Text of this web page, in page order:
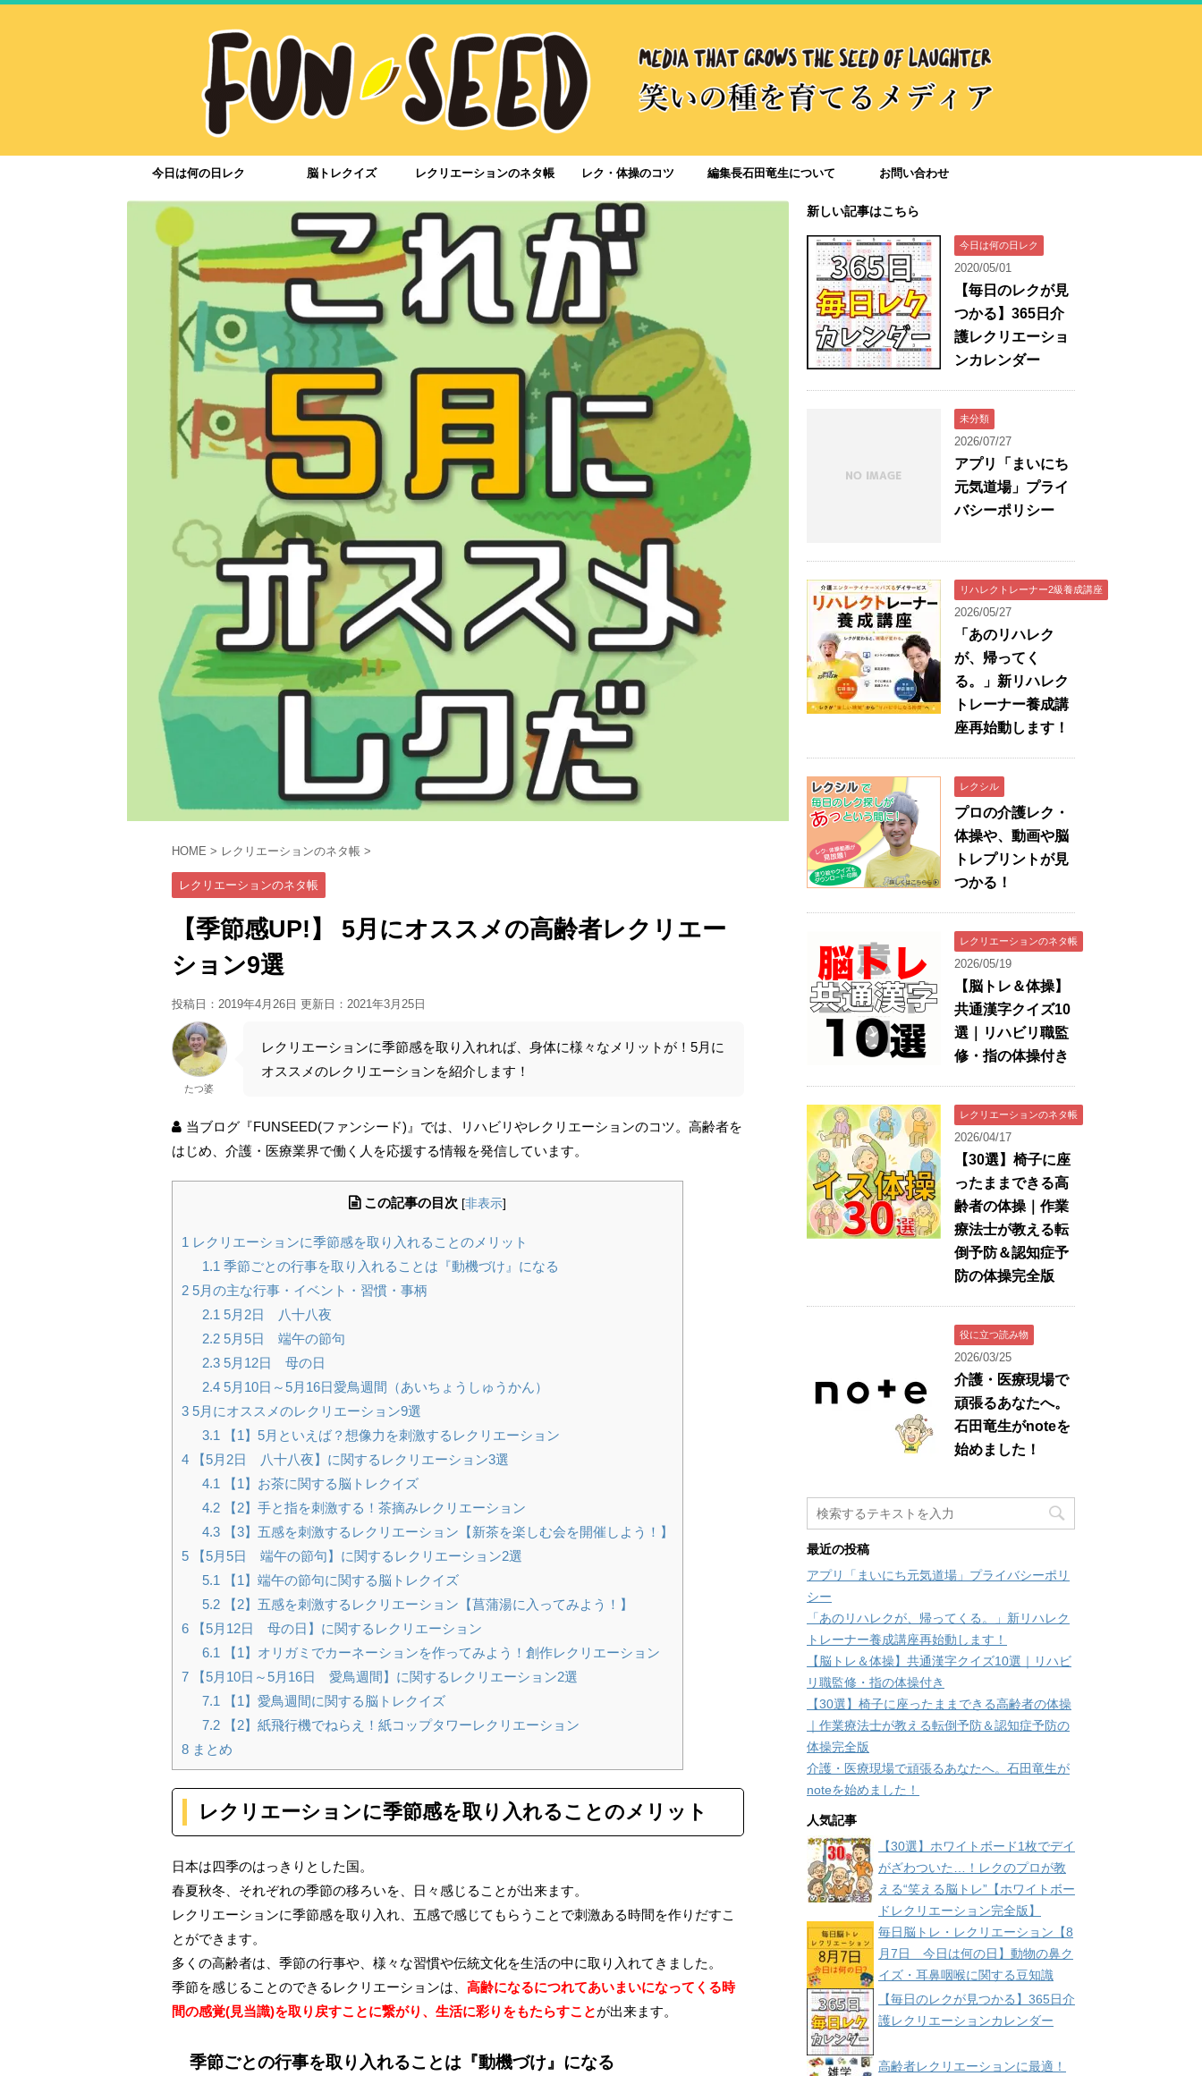
今日は何の日レク 脳トレクイズ レクリエーションのネタ帳 レク・体操のコツ 編集長石田竜生について お問い合わせ
HOME > レクリエーションのネタ帳 >
レクリエーションのネタ帳
【季節感UP!】 5月にオススメの高齢者レクリエー
ション9選
投稿日：2019年4月26日 更新日： 2021年3月25日
たつ婆
レクリエーションに季節感を取り入れれば、身体に様々なメリットが！5月に
オススメのレクリエーションを紹介します！
当ブログ『FUNSEED(ファンシード)』では、リハビリやレクリエーションのコツ。高齢者を
はじめ、介護・医療業界で働く人を応援する情報を発信しています。
この記事の目次 [非表示]
1 レクリエーションに季節感を取り入れることのメリット
1.1 季節ごとの行事を取り入れることは『動機づけ』になる
2 5月の主な行事・イベント・習慣・事柄
2.1 5月2日 八十八夜
2.25月5日 端午の節句
2.35月12日 母の日
2.45月10日～5月16日愛鳥週間（あいちょうしゅうかん）
3 5月にオススメのレクリエーション9選
3.1 【1】5月といえば？想像力を刺激するレクリエーション
4 【5月2日 八十八夜】に関するレクリエーション3選
4.1 【1】お茶に関する脳トレクイズ
4.2【2】手と指を刺激する！茶摘みレクリエーション
4.3【3】五感を刺激するレクリエーション【新茶を楽しむ会を開催しよう！】
5 【5月5日 端午の節句】に関するレクリエーション2選
5.1 【1】端午の節句に関する脳トレクイズ
5.2【2】五感を刺激するレクリエーション【菖蒲湯に入ってみよう！】
6 【5月12日 母の日】に関するレクリエーション
6.1 【1】オリガミでカーネーションを作ってみよう！創作レクリエーション
7 【5月10日～5月16日 愛鳥週間】に関するレクリエーション2選
7.1 【1】愛鳥週間に関する脳トレクイズ
7.2【2】紙飛行機でねらえ！紙コップタワーレクリエーション
8 まとめ
レクリエーションに季節感を取り入れることのメリット
日本は四季のはっきりとした国。
春夏秋冬、それぞれの季節の移ろいを、日々感じることが出来ます。
レクリエーションに季節感を取り入れ、五感で感じてもらうことで刺激ある時間を作りだすこ
とができます。
多くの高齢者は、季節の行事や、様々な習慣や伝統文化を生活の中に取り入れてきました。
季節を感じることのできるレクリエーションは、 高齢になるにつれてあいまいになってくる時
間の感覚(見当識)を取り戻すことに繋がり、生活に彩りをもたらすことが出来ます。
季節ごとの行事を取り入れることは『動機づけ』になる
新しい記事はこちら
今日は何の日レク
2020/05/01
【毎日のレクが見
つかる】365日介
護レクリエーショ
ンカレンダー
未分類
2026/07/27
アプリ「まいにち
元気道場」プライ
バシーポリシー
リハレクトレーナー2級養成講座
2026/05/27
「あのリハレク
が、帰ってく
る。」新リハレク
トレーナー養成講
座再始動します！
レクシル
プロの介護レク・
体操や、動画や脳
トレプリントが見
つかる！
レクリエーションのネタ帳
2026/05/19
【脳トレ＆体操】
共通漢字クイズ10
選｜リハビリ職監
修・指の体操付き
レクリエーションのネタ帳
2026/04/17
【30選】椅子に座
ったままできる高
齢者の体操｜作業
療法士が教える転
倒予防＆認知症予
防の体操完全版
役に立つ読み物
2026/03/25
介護・医療現場で
頑張るあなたへ。
石田竜生がnoteを
始めました！
最近の投稿
アプリ「まいにち元気道場」プライバシーポリ
シー
「あのリハレクが、帰ってくる。」新リハレク
トレーナー養成講座再始動します！
【脳トレ＆体操】共通漢字クイズ10選｜リハビ
リ職監修・指の体操付き
【30選】椅子に座ったままできる高齢者の体操
｜作業療法士が教える転倒予防＆認知症予防の
体操完全版
介護・医療現場で頑張るあなたへ。石田竜生が
noteを始めました！
人気記事
【30選】ホワイトボード1枚でデイ
がざわついた…！レクのプロが教
える“笑える脳トレ”【ホワイトボー
ドレクリエーション完全版】
毎日脳トレ・レクリエーション【8
月7日 今日は何の日】動物の鼻ク
イズ・耳鼻咽喉に関する豆知識
【毎日のレクが見つかる】365日介
護レクリエーションカレンダー
高齢者レクリエーションに最適！